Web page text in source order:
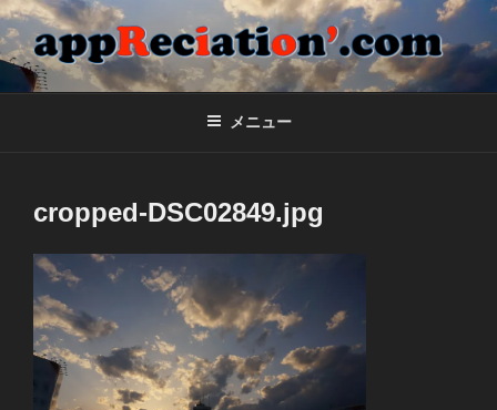
コ
ン
テ
ン
APPRECIATION'.COM
合同会社appReciation'のホームページ
メニュー
cropped-DSC02849.jpg